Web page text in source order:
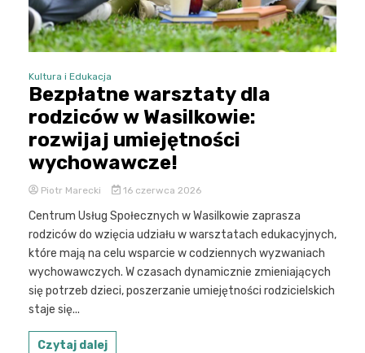
Kultura i Edukacja
Bezpłatne warsztaty dla
rodziców w Wasilkowie:
rozwijaj umiejętności
wychowawcze!
Piotr Marecki 16 czerwca 2026
Centrum Usług Społecznych w Wasilkowie zaprasza
rodziców do wzięcia udziału w warsztatach edukacyjnych,
które mają na celu wsparcie w codziennych wyzwaniach
wychowawczych. W czasach dynamicznie zmieniających
się potrzeb dzieci, poszerzanie umiejętności rodzicielskich
staje się...
Czytaj dalej